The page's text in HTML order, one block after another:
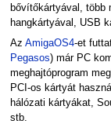
bővítőkártyával, több
hangkártyával, USB
Az AmigaOS4-et
Pegasos) már PC
meghajtóprogram
PCI-os kártyát
hálózati kártyákat,
stb.